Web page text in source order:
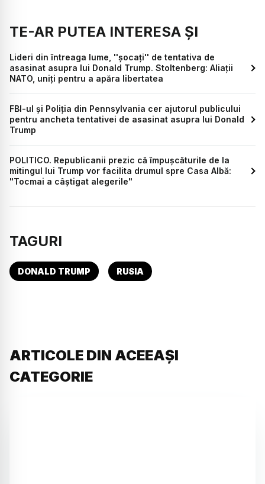
TE-AR PUTEA INTERESA ȘI
Lideri din întreaga lume, ''şocaţi'' de tentativa de
asasinat asupra lui Donald Trump. Stoltenberg: Aliații
NATO, uniți pentru a apăra libertatea
FBI-ul și Poliția din Pennsylvania cer ajutorul publicului
pentru ancheta tentativei de asasinat asupra lui Donald
Trump
POLITICO. Republicanii prezic că împușcăturile de la
mitingul lui Trump vor facilita drumul spre Casa Albă:
"Tocmai a câștigat alegerile"
TAGURI
DONALD TRUMP RUSIA
ARTICOLE DIN ACEEAȘI
CATEGORIE